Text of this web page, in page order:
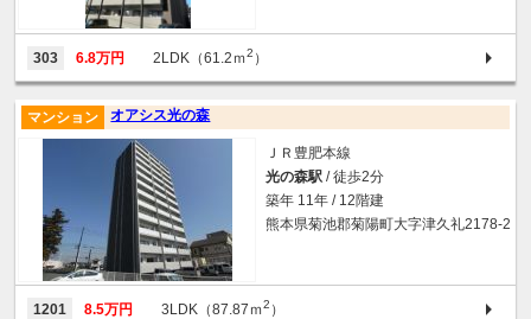
303 6.8万円 2LDK（61.2ｍ2 ）
オアシス光の森
マンション
ＪＲ豊肥本線
光の森駅 / 徒歩2分
築年 11年 / 12階建
熊本県菊池郡菊陽町大字津久礼2178-2
1201 8.5万円 3LDK（87.87ｍ2 ）